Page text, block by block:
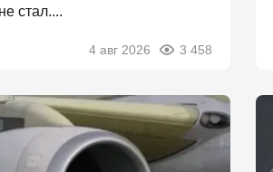
стал....
4 авг 2026 3 458